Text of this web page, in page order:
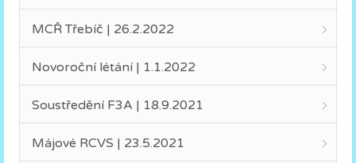
MCŘ Třebíč | 26.2.2022
Novoroční létání | 1.1.2022
Soustředění F3A | 18.9.2021
Májové RCVS | 23.5.2021